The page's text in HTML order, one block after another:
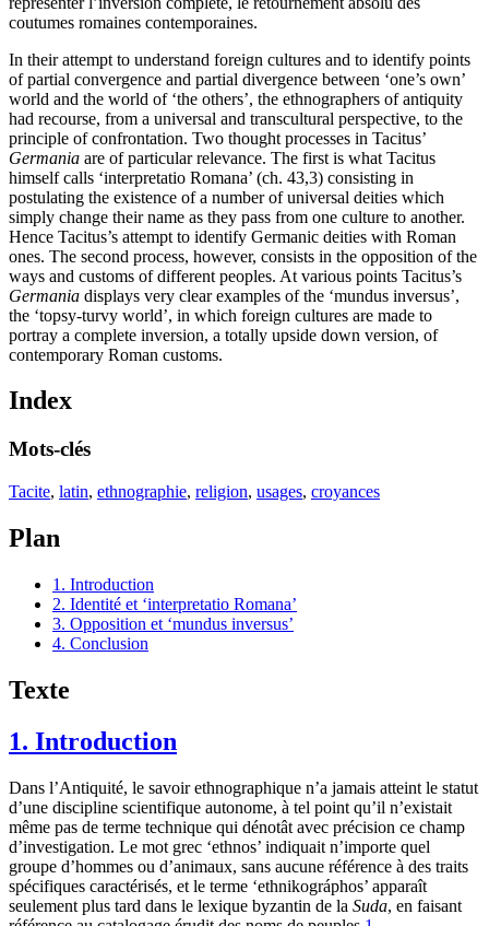
coutumes romaines contemporaines.
In their attempt to understand foreign cultures and to identify points
of partial convergence and partial divergence between ‘one’s own’
world and the world of ‘the others’, the ethnographers of antiquity
had recourse, from a universal and transcultural perspective, to the
principle of confrontation. Two thought processes in Tacitus’
Germania are of particular relevance. The first is what Tacitus
himself calls ‘interpretatio Romana’ (ch. 43,3) consisting in
postulating the existence of a number of universal deities which
simply change their name as they pass from one culture to another.
Hence Tacitus’s attempt to identify Germanic deities with Roman
ones. The second process, however, consists in the opposition of the
ways and customs of different peoples. At various points Tacitus’s
Germania displays very clear examples of the ‘mundus inversus’,
the ‘topsy-turvy world’, in which foreign cultures are made to
portray a complete inversion, a totally upside down version, of
contemporary Roman customs.
Index
Mots-clés
Tacite, latin, ethnographie, religion, usages, croyances
Plan
1. Introduction
2. Identité et ‘interpretatio Romana’
3. Opposition et ‘mundus inversus’
4. Conclusion
Texte
1. Introduction
Dans l’Antiquité, le savoir ethnographique n’a jamais atteint le statut
d’une discipline scientifique autonome, à tel point qu’il n’existait
même pas de terme technique qui dénotât avec précision ce champ
d’investigation. Le mot grec ‘ethnos’ indiquait n’importe quel
groupe d’hommes ou d’animaux, sans aucune référence à des traits
spécifiques caractérisés, et le terme ‘ethnikográphos’ apparaît
seulement plus tard dans le lexique byzantin de la Suda, en faisant